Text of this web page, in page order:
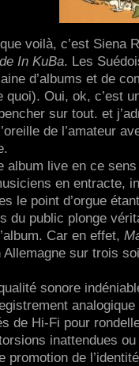
voilà, c’est Siena
In KuBa. Les
d’albums et de
Oui, ok, c’est
sur tout. et
de l’amateur
album live en ce
en entracte,
le point d’orgue
du public plonge
Car en effet,
sur trois
sonore
de Hi-Fi pour
inattendues
promotion de